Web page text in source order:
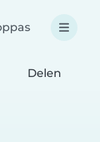
Delen